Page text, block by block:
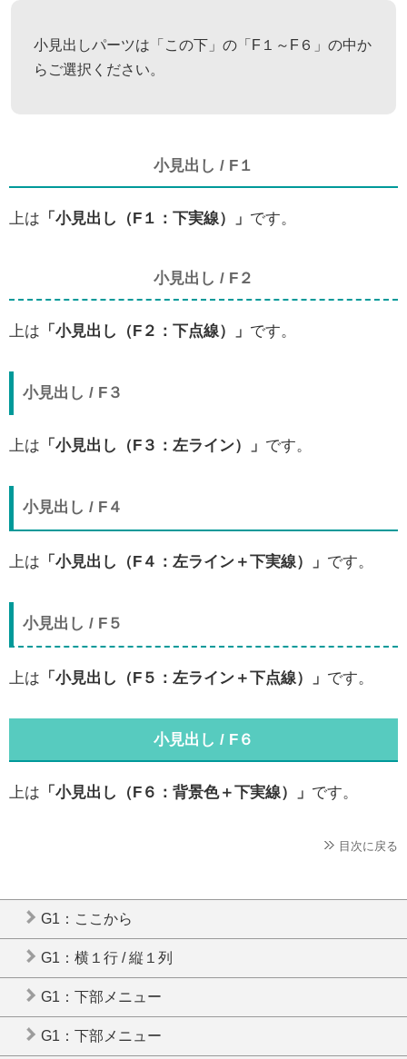
小見出しパーツは「この下」の「F１～F６」の中か
らご選択ください。
小見出し / F１
上は 「小見出し（F１：下実線）」 です。
小見出し / F２
上は 「小見出し（F２：下点線）」 です。
小見出し / F３
上は 「小見出し（F３：左ライン）」 です。
小見出し / F４
上は 「小見出し（F４：左ライン＋下実線）」 です。
小見出し / F５
上は 「小見出し（F５：左ライン＋下点線）」 です。
小見出し / F６
上は 「小見出し（F６：背景色＋下実線）」 です。
目次に戻る
G1：ここから
G1：横１行 / 縦１列
G1：下部メニュー
G1：下部メニュー